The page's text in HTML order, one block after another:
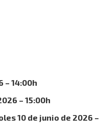
– 14:00h
– 15:00h
10 de junio de 2026 –